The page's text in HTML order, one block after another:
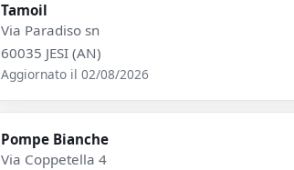
Tamoil
Via Paradiso sn
60035 JESI (AN)
Aggiornato il 02/08/2026
Pompe Bianche
Via Coppetella 4